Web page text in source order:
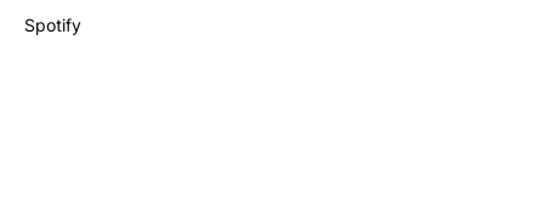
Spotify